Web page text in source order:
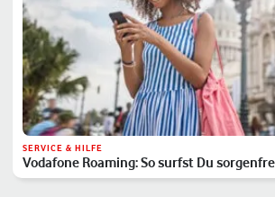
SERVICE & HILFE
Vodafone Roaming: So surfst Du